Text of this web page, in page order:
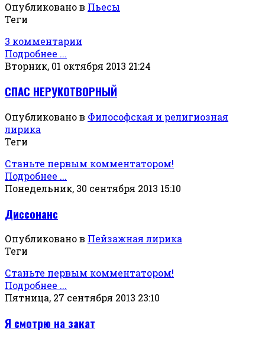
Опубликовано в Пьесы
Теги
3 комментарии
Подробнее ...
Вторник, 01 октября 2013 21:24
СПАС НЕРУКОТВОРНЫЙ
Опубликовано в Философская и религиозная
лирика
Теги
Станьте первым комментатором!
Подробнее ...
Понедельник, 30 сентября 2013 15:10
Диссонанс
Опубликовано в Пейзажная лирика
Теги
Станьте первым комментатором!
Подробнее ...
Пятница, 27 сентября 2013 23:10
Я смотрю на закат